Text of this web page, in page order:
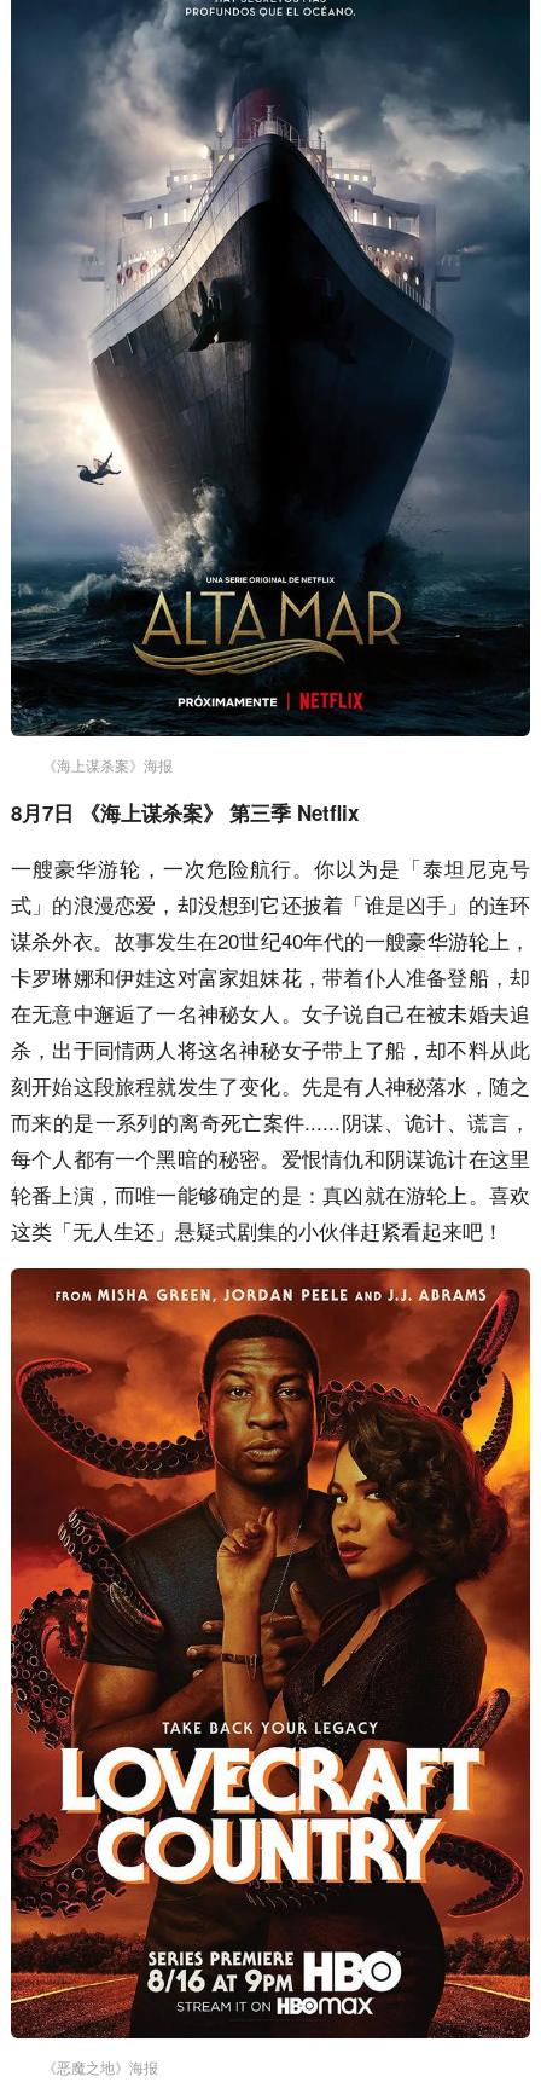
《海上谋杀案》海报
8月7日 《海上谋杀案》 第三季 Netflix
一艘豪华游轮，一次危险航行。你以为是「泰坦尼克号
式」的浪漫恋爱，却没想到它还披着「谁是凶手」的连环
谋杀外衣。故事发生在20世纪40年代的一艘豪华游轮上，
卡罗琳娜和伊娃这对富家姐妹花，带着仆人准备登船，却
在无意中邂逅了一名神秘女人。女子说自己在被未婚夫追
杀，出于同情两人将这名神秘女子带上了船，却不料从此
刻开始这段旅程就发生了变化。先是有人神秘落水，随之
而来的是一系列的离奇死亡案件......阴谋、诡计、谎言，
每个人都有一个黑暗的秘密。爱恨情仇和阴谋诡计在这里
轮番上演，而唯一能够确定的是：真凶就在游轮上。喜欢
这类「无人生还」悬疑式剧集的小伙伴赶紧看起来吧！
《恶魔之地》海报